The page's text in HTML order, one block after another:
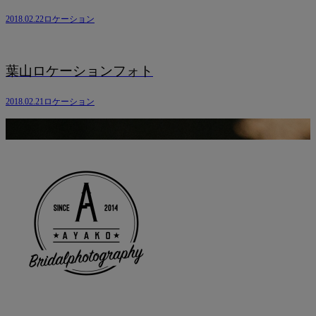
2018.02.22ロケーション
葉山ロケーションフォト
2018.02.21 ロケーション